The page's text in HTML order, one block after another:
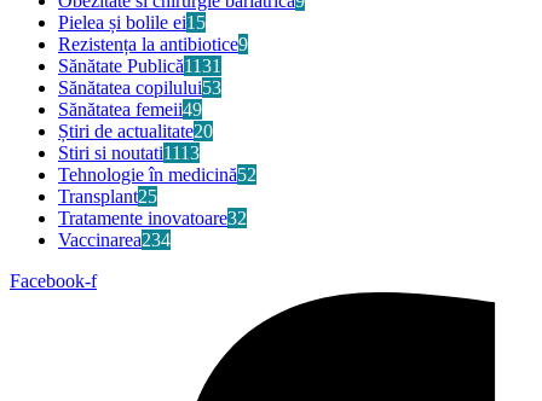
Pielea și bolile ei15
Rezistența la antibiotice9
Sănătate Publică1131
Sănătatea copilului53
Sănătatea femeii49
Știri de actualitate20
Stiri si noutati1113
Tehnologie în medicină52
Transplant25
Tratamente inovatoare32
Vaccinarea234
Facebook-f